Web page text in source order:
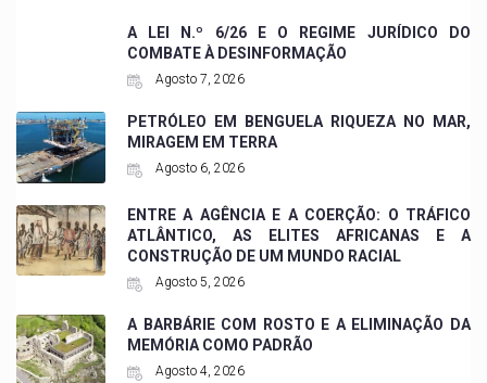
A LEI N.º 6/26 E O REGIME JURÍDICO DO
COMBATE À DESINFORMAÇÃO
Agosto 7, 2026
PETRÓLEO EM BENGUELA RIQUEZA NO MAR,
MIRAGEM EM TERRA
Agosto 6, 2026
ENTRE A AGÊNCIA E A COERÇÃO: O TRÁFICO
ATLÂNTICO, AS ELITES AFRICANAS E A
CONSTRUÇÃO DE UM MUNDO RACIAL
Agosto 5, 2026
A BARBÁRIE COM ROSTO E A ELIMINAÇÃO DA
MEMÓRIA COMO PADRÃO
Agosto 4, 2026